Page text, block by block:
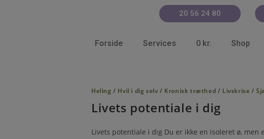
20 56 24 80
Forside Services 0 kr. Shop
Heling / Hvil i dig selv / Kronisk træthed / Livskrise /
Livets potentiale i dig
Livets potentiale i dig Du er ikke en isoleret ø, men